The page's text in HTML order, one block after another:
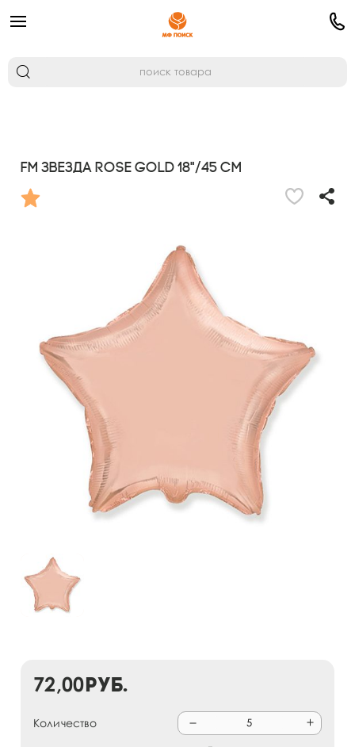
FM Звезда Rose Gold 18"/45 см
72,00руб.
Количество